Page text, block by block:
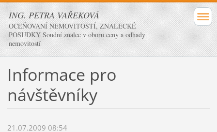
ING. PETRA VAŘEKOVÁ
OCEŇOVÁNÍ NEMOVITOSTÍ, ZNALECKÉ
POSUDKY Soudní znalec v oboru ceny a odhady
nemovitostí
Informace pro
návštěvníky
21.07.2009 08:54